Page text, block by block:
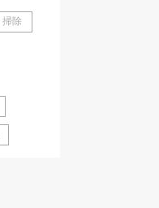
掃除